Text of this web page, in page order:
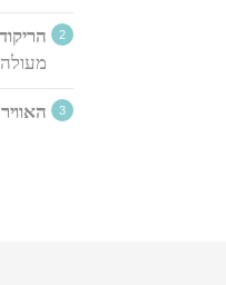
הריקוד